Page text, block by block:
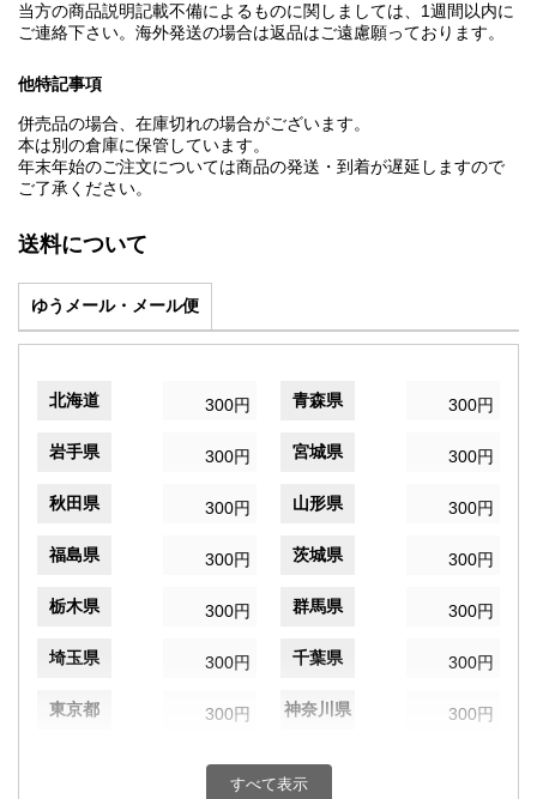
当方の商品説明記載不備によるものに関しましては、1週間以内に
ご連絡下さい。海外発送の場合は返品はご遠慮願っております。
他特記事項
併売品の場合、在庫切れの場合がございます。
本は別の倉庫に保管しています。
年末年始のご注文については商品の発送・到着が遅延しますので
ご了承ください。
送料について
ゆうメール・メール便
北海道 300円 青森県 300円
岩手県 300円 宮城県 300円
秋田県 300円 山形県 300円
福島県 300円 茨城県 300円
栃木県 300円 群馬県 300円
埼玉県 300円 千葉県 300円
東京都 300円 神奈川県 300円
300円 富山県
すべて表示